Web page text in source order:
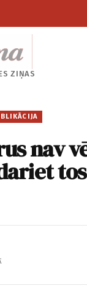
ZIŅAS
nav